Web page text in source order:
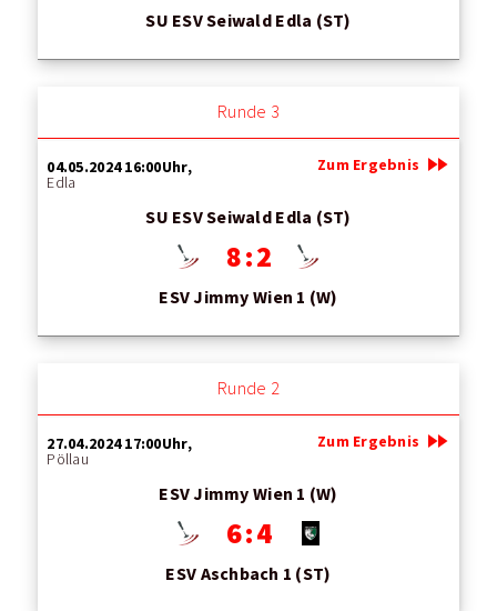
SU ESV Seiwald Edla (ST)
Runde 3
04.05.2024 16:00Uhr,
Edla
SU ESV Seiwald Edla (ST)
8 : 2
ESV Jimmy Wien 1 (W)
Zum Ergebnis fast_forward
Runde 2
27.04.2024 17:00Uhr,
Pöllau
ESV Jimmy Wien 1 (W)
6 : 4
ESV Aschbach 1 (ST)
Zum Ergebnis fast_forward